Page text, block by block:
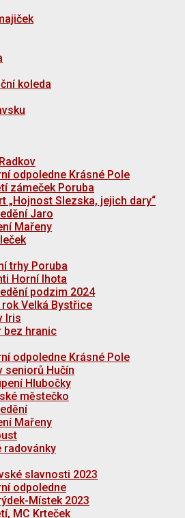
koleda
odpoledne Krásné Pole
zámeček Poruba
„Hojnost Slezska, jejich dary“
Jaro
Mařeny
trhy Poruba
Horní lhota
podzim 2024
rok Velká Bystřice
Iris
bez hranic
odpoledne Krásné Pole
seniorů Hučín
Hlubočky
městečko
Mařeny
radovánky
slavnosti 2023
odpoledne
Místek 2023
MC Krteček